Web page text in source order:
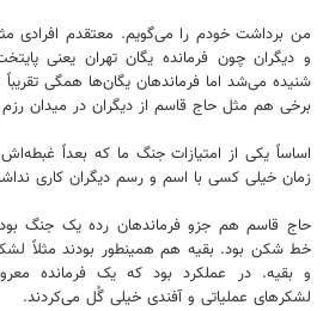
من برداشت خودم را می‌گویم. معتقدم
و دیگران چون فرمانده یگان تهران یعنی
شنیده می‌شد اما فرماندهان یگان‌ها همگی
برخی هم مثل حاج قاسم از دیگران در میدان
اساساً یکی از امتیازات جنگ ما که بعداً‌
زمان خیلی کسی با اسم و رسم دیگران کاری
حاج قاسم هم جزو فرماندهان رده یک جنگ
خط شکن بود. بقیه هم همینطور بودند مثلاً
و بقیه. در عملکرد بود که یک فرمانده
لشکرهای عملیاتی و آفندی خیلی گُل می‌کردند.